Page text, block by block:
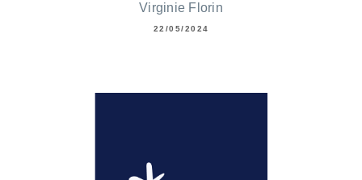
Virginie Florin
22/05/2024